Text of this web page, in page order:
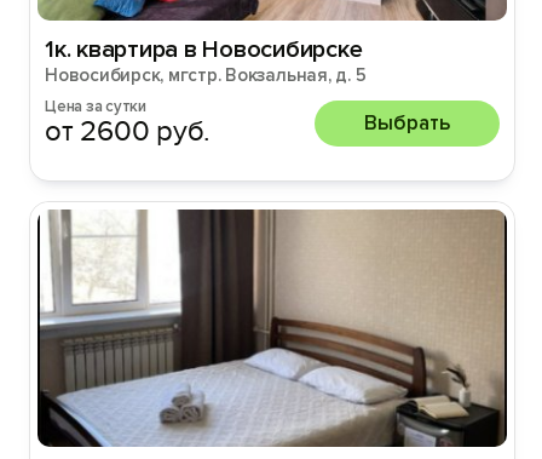
1к. квартира в Новосибирске
Новосибирск, мгстр. Вокзальная, д. 5
Цена за сутки
от 2600 руб. Выбрать